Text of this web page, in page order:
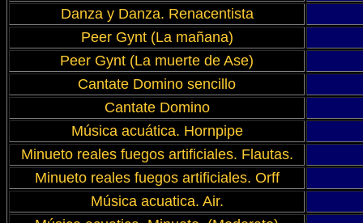
Danza y Danza. Renacentista
Peer Gynt (La mañana)
Peer Gynt (La muerte de Ase)
Cantate Domino sencillo
Cantate Domino
Música acuática. Hornpipe
Minueto reales fuegos artificiales. Flautas.
Minueto reales fuegos artificiales. Orff
Música acuatica. Air.